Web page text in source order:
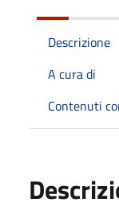
Descrizione
A cura di
Contenuti